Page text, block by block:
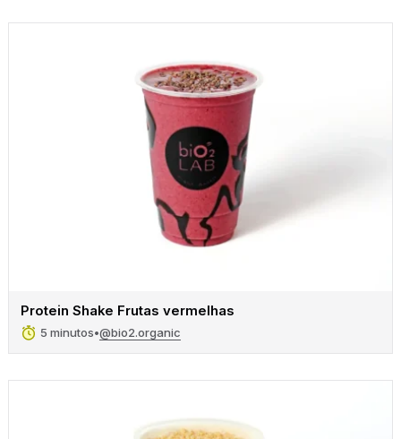
Protein Shake Frutas vermelhas
5 minutos•@bio2.organic